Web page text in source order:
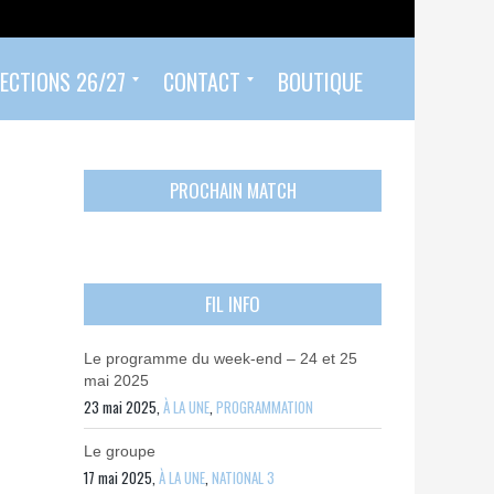
26/27 CONTACT BOUTIQUE
PROCHAIN MATCH
FIL INFO
Le programme du week-end – 24 et 25
mai 2025
23 mai 2025,À LA UNE,PROGRAMMATION
Le groupe
17 mai 2025,À LA UNE,NATIONAL 3